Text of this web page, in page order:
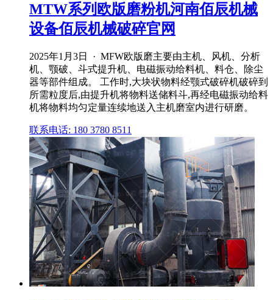
MTW系列欧版磨粉机河南佰辰机械
设备佰辰机械破碎官网
2025年1月3日 · MFW欧版磨主要由主机、风机、分析
机、颚破、斗式提升机、电磁振动给料机、料仓、除尘
器等部件组成。 工作时,大块状物料经颚式破碎机破碎到
所需粒度后,由提升机将物料送储料斗,再经电磁振动给料
机将物料均匀定量连续地送入主机磨室内进行研磨。
联系电话: 180 3780 8511